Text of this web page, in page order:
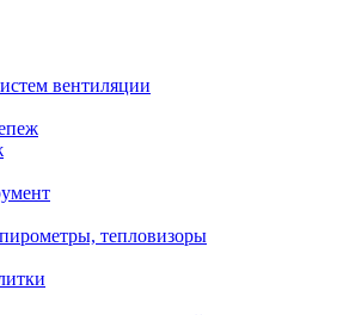
вентиляции
тепловизоры